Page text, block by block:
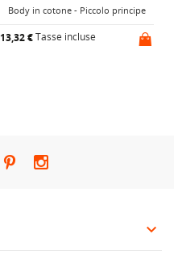
Body in cotone - Piccolo principe
13,32 €Tasse incluse
